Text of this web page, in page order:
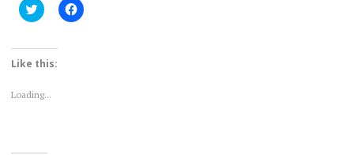
Click
to
Twitter
(Opens
in
Click
to
Like this:
Loading...